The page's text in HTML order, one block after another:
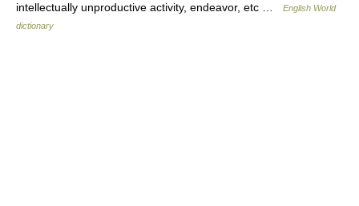
intellectually unproductive activity, endeavor, etc …
English World
dictionary